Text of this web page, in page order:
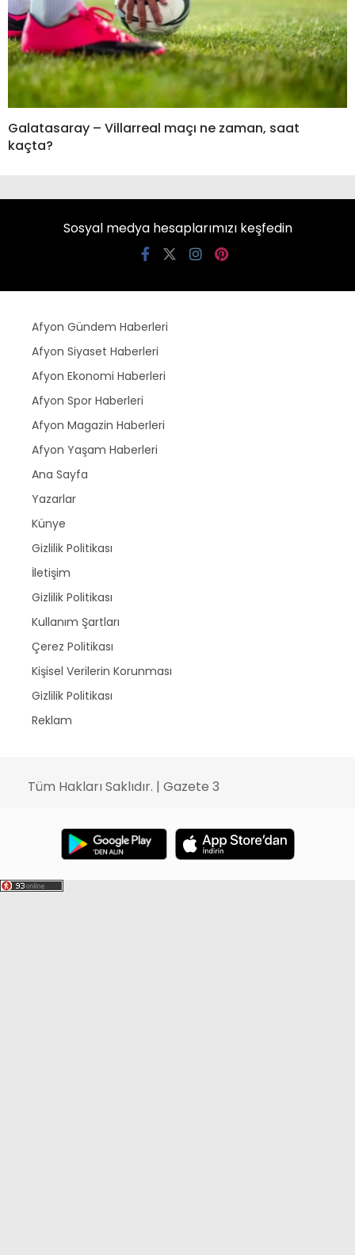
Galatasaray – Villarreal maçı ne zaman, saat
kaçta?
Sosyal medya hesaplarımızı keşfedin
Afyon Gündem Haberleri
Afyon Siyaset Haberleri
Afyon Ekonomi Haberleri
Afyon Spor Haberleri
Afyon Magazin Haberleri
Afyon Yaşam Haberleri
Ana Sayfa
Yazarlar
Künye
Gizlilik Politikası
İletişim
Gizlilik Politikası
Kullanım Şartları
Çerez Politikası
Kişisel Verilerin Korunması
Gizlilik Politikası
Reklam
Tüm Hakları Saklıdır. | Gazete 3